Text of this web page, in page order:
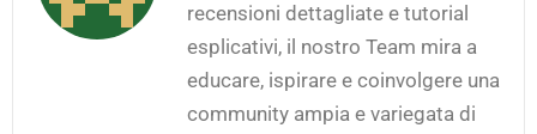
recensioni dettagliate e tutorial
esplicativi, il nostro Team mira a
educare, ispirare e coinvolgere una
community ampia e variegata di